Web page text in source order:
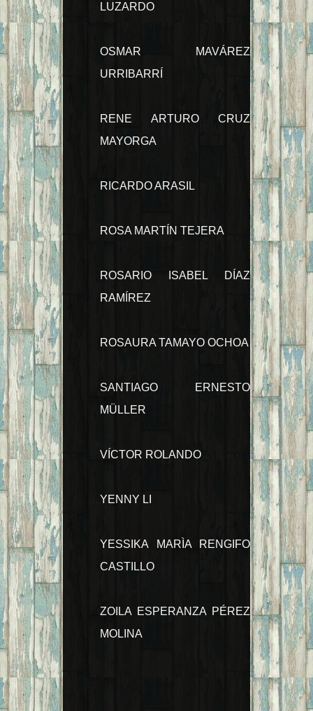
LUZARDO
OSMAR MAVÁREZ
URRIBARRÍ
RENE ARTURO CRUZ
MAYORGA
RICARDO ARASIL
ROSA MARTÍN TEJERA
ROSARIO ISABEL DÍAZ
RAMÍREZ
ROSAURA TAMAYO OCHOA
SANTIAGO ERNESTO
MÜLLER
VÍCTOR ROLANDO
YENNY LI
YESSIKA MARÌA RENGIFO
CASTILLO
ZOILA ESPERANZA PÉREZ
MOLINA